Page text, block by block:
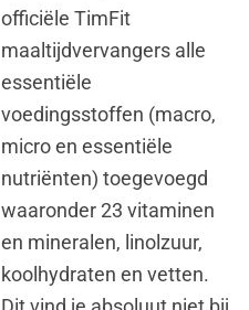
officiële TimFit
maaltijdvervangers alle
essentiële
voedingsstoffen (macro,
micro en essentiële
nutriënten) toegevoegd
waaronder 23 vitaminen
en mineralen, linolzuur,
koolhydraten en vetten.